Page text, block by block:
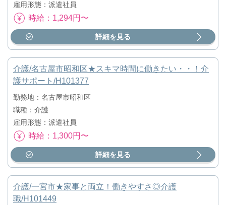
雇用形態：派遣社員
時給：1,294円〜
詳細を見る
介護/名古屋市昭和区★スキマ時間に働きたい・・！介
護サポート/H101377
勤務地：名古屋市昭和区
職種：介護
雇用形態：派遣社員
時給：1,300円〜
詳細を見る
介護/一宮市★家事と両立！働きやすさ◎介護
職/H101449